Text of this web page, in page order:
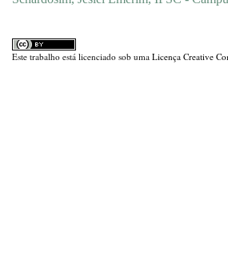
Este trabalho está licenciado sob uma Licença Creative